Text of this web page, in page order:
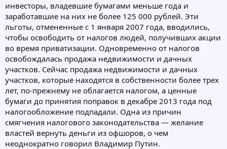
инвесторы, владевшие бумагами меньше года и
заработавшие на них не более 125 000 рублей. Эти
льготы, отмененные с 1 января 2007 года, вводились,
чтобы освободить от налогов людей, получивших акции
во время приватизации. Одновременно от налогов
освобождалась продажа недвижимости и дачных
участков. Сейчас продажа недвижимости и дачных
участков, которые находятся в собственности более трех
лет, по-прежнему не облагается налогом, а ценные
бумаги до принятия поправок в декабре 2013 года под
налогообложение подпадали. Одна из причин
смягчения налогового законодательства — желание
властей вернуть деньги из офшоров, о чем
неоднократно говорил Владимир Путин.